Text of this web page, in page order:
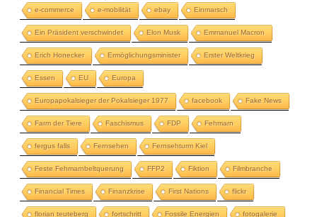
e-commerce e-mobilität ebay Einmarsch
Ein Präsident verschwindet Elon Musk Emmanuel Macron
Erich Honecker Ermöglichungsminister Erster Weltkrieg
Essen EU Europa
Europapokalsieger der Pokalsieger 1977 facebook Fake News
Farm der Tiere Faschismus FDP Fehmarn
fergus falls Fernsehen Fernsehturm Kiel
Feste Fehmarnbeltquerung FFP2 Fiktion Filmbranche
Financial Times Finanzkrise First Nations flickr
florian teuteberg fortschritt Fossile Energien fotogalerie